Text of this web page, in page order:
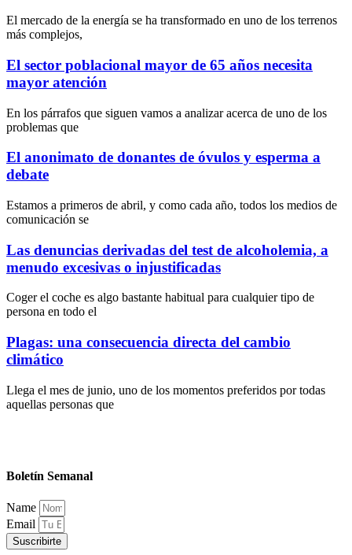
El mercado de la energía se ha transformado en uno de los terrenos
más complejos,
El sector poblacional mayor de 65 años necesita
mayor atención
En los párrafos que siguen vamos a analizar acerca de uno de los
problemas que
El anonimato de donantes de óvulos y esperma a
debate
Estamos a primeros de abril, y como cada año, todos los medios de
comunicación se
Las denuncias derivadas del test de alcoholemia, a
menudo excesivas o injustificadas
Coger el coche es algo bastante habitual para cualquier tipo de
persona en todo el
Plagas: una consecuencia directa del cambio
climático
Llega el mes de junio, uno de los momentos preferidos por todas
aquellas personas que
Boletín Semanal
Name
Email
Suscribirte